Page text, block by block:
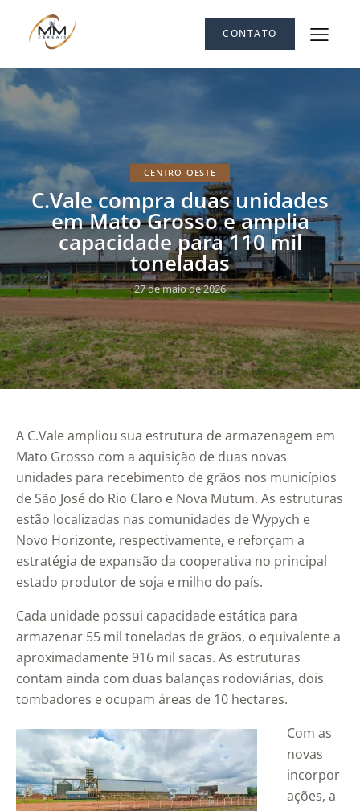
CONTATO
CENTRO-OESTE
C.Vale compra duas unidades
em Mato Grosso e amplia
capacidade para 110 mil
toneladas
27 de maio de 2026
A C.Valeampliou sua estrutura de armazenagem em
Mato Grosso com a aquisição de duas novas
unidades para recebimento de grãos nos municípios
de São José do Rio Claro e Nova Mutum. As estruturas
estão localizadas nas comunidades de Wypych e
Novo Horizonte, respectivamente, e reforçam a
estratégia de expansão da cooperativa no principal
estado produtor de soja e milho do país.
Cada unidade possui capacidade estática para
armazenar 55 mil toneladas de grãos, o equivalente a
aproximadamente 916 mil sacas. As estruturas
contam ainda com duas balanças rodoviárias, dois
tombadores e ocupam áreas de 10 hectares.
Com as
novas
incorpor
ações, a